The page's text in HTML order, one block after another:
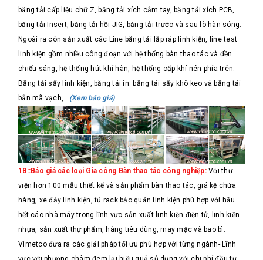
băng tải cấp liệu chữ Z, băng tải xích cắm tay, băng tải xích PCB,
băng tải Insert, băng tải hồi JIG, băng tải trước và sau lò hàn sóng.
Ngoài ra còn sản xuất các Line băng tải lắp ráp linh kiện, line test
linh kiện gồm nhiều công đoạn với hệ thống bàn thao tác và đền
chiếu sáng, hệ thống hút khí hàn, hệ thống cấp khí nén phía trên.
Băng tải sấy linh kiện, băng tải in. băng tải sấy khô keo và băng tải
bắn mã vạch,...(Xem báo giá)
18::Báo giá các loại Gia công Bàn thao tác công nghiệp: Với thư
viện hơn 100 mẫu thiết kế và sản phẩm bàn thao tác, giá kệ chứa
hàng, xe đảy linh kiện, tủ rack bảo quản linh kiện phù hợp với hầu
hết các nhà máy trong lĩnh vực sản xuất linh kiện điện tử, linh kiện
nhựa, sản xuất thự phẩm, hàng tiêu dùng, may mặc và bao bì.
Vimetco đưa ra các giải pháp tối ưu phù hợp với từng ngành- Lĩnh